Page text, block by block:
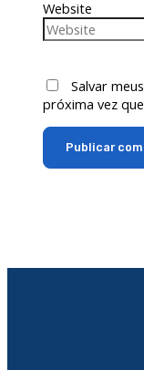
Website
Salvar
próxima vez